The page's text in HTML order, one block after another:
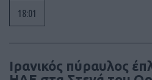
18:01
Ιρανικός πύραυλος